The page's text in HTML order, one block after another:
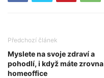
Předchozí článek
Myslete na svoje zdraví a
pohodlí, i když máte zrovna
homeoffice